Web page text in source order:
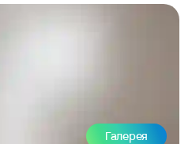
Галерея